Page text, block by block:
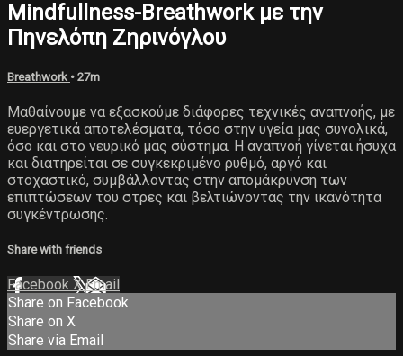
Mindfullness-Breathwork με την
Πηνελόπη Ζηρινόγλου
Breathwork • 27m
Μαθαίνουμε να εξασκούμε διάφορες τεχνικές αναπνοής, με
ευεργετικά αποτελέσματα, τόσο στην υγεία μας συνολικά,
όσο και στο νευρικό μας σύστημα. Η αναπνοή γίνεται ήσυχα
και διατηρείται σε συγκεκριμένο ρυθμό, αργό και
στοχαστικό, συμβάλλοντας στην απομάκρυνση των
επιπτώσεων του στρες και βελτιώνοντας την ικανότητα
συγκέντρωσης.
Share with friends
Facebook XEmail
Share on Facebook
Share on X
Share via Email